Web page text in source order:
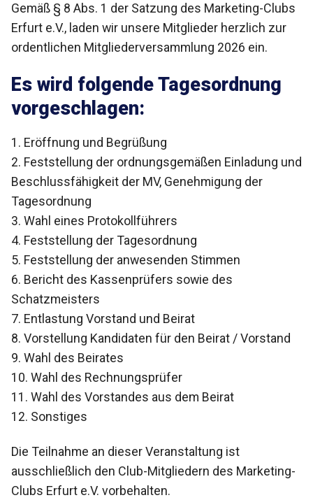
Gemäß § 8 Abs. 1 der Satzung des Marketing-Clubs
Erfurt e.V., laden wir unsere Mitglieder herzlich zur
ordentlichen Mitgliederversammlung 2026 ein.
Es wird folgende Tagesordnung
vorgeschlagen:
1. Eröffnung und Begrüßung
2. Feststellung der ordnungsgemäßen Einladung und
Beschlussfähigkeit der MV, Genehmigung der
Tagesordnung
3. Wahl eines Protokollführers
4. Feststellung der Tagesordnung
5. Feststellung der anwesenden Stimmen
6. Bericht des Kassenprüfers sowie des
Schatzmeisters
7. Entlastung Vorstand und Beirat
8. Vorstellung Kandidaten für den Beirat / Vorstand
9. Wahl des Beirates
10. Wahl des Rechnungsprüfer
11. Wahl des Vorstandes aus dem Beirat
12. Sonstiges
Die Teilnahme an dieser Veranstaltung ist
ausschließlich den Club-Mitgliedern des Marketing-
Clubs Erfurt e.V. vorbehalten.